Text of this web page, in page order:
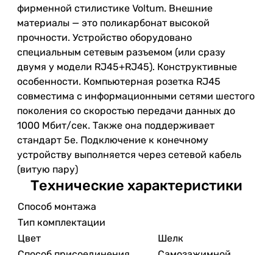
фирменной стилистике Voltum. Внешние
материалы — это поликарбонат высокой
прочности. Устройство оборудовано
специальным сетевым разъемом (или сразу
двумя у модели RJ45+RJ45). Конструктивные
особенности. Компьютерная розетка RJ45
совместима с информационными сетями шестого
поколения со скоростью передачи данных до
1000 Мбит/сек. Также она поддерживает
стандарт 5e. Подключение к конечному
устройству выполняется через сетевой кабель
(витую пару)
Технические характеристики
Способ монтажа
Тип комплектации
Цвет
Шелк